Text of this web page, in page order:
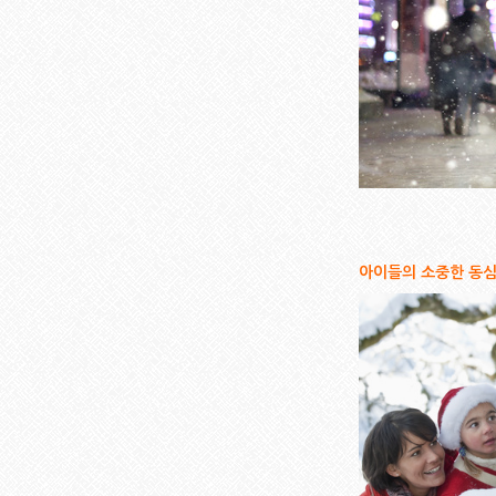
아이들의 소중한 동